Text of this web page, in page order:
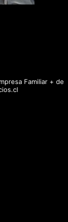
Familiar + de